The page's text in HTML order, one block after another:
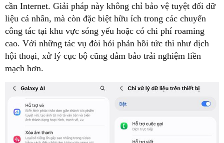
cần Internet. Giải pháp này không chỉ bảo vệ tuyệt đối dữ
liệu cá nhân, mà còn đặc biệt hữu ích trong các chuyến
công tác tại khu vực sóng yếu hoặc có chi phí roaming
cao. Với những tác vụ đòi hỏi phản hồi tức thì như dịch
hội thoại, xử lý cục bộ cũng đảm bảo trải nghiệm liền
mạch hơn.